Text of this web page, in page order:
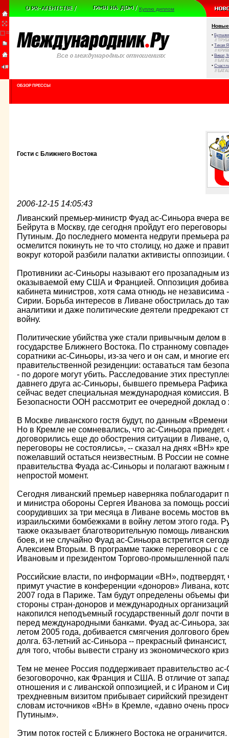
Куплю диплом
Новые
•
//
• Тихая
//
• Виват,
//
•
//
ОБЗОР ПРЕССЫ
Гости с Ближнего Востока
2006-12-15 14:05:43
Ливанский премьер-министр Фуад ас-Синьора вчера
Бейрута в Москву, где сегодня пройдут его
Путиным. До последнего момента недруги премьера
осмелится покинуть не то что столицу, но даже и
вокруг которой разбили палатки активисты
Противники ас-Синьоры называют его прозападным
оказываемой ему США и Францией. Оппозиция
кабинета министров, хотя сама отнюдь не независима
Сирии. Борьба интересов в Ливане обострилась до
аналитики и даже политические деятели предрекают
войну.
Политические убийства уже стали привычным делом
государстве Ближнего Востока. По странному
соратники ас-Синьоры, из-за чего и он сам, и многие
правительственной резиденции: оставаться там
- по дороге могут убить. Расследование этих
давнего друга ас-Синьоры, бывшего премьера
сейчас ведет специальная международная комиссия.
Безопасности ООН рассмотрит ее очередной доклад о
В Москве ливанского гостя будут, по данным
Но в Кремле не сомневались, что ас-Синьора
договорились еще до обострения ситуации в Ливане,
переговоры не состоялись», -- сказал на днях «ВН»
пожелавший остаться неизвестным. В России не
правительства Фуада ас-Синьоры и полагают важным
непростой момент.
Сегодня ливанский премьер наверняка поблагодарит
и министра обороны Сергея Иванова за помощь
соорудивших за три месяца в Ливане восемь мостов
израильскими бомбежками в войну летом этого года.
также оказывает благотворительную помощь
боев, и не случайно Фуад ас-Синьора встретится
Алексием Вторым. В программе также переговоры с
Ивановым и президентом Торгово-промышленной
Российские власти, по информации «ВН», подтвердят,
примут участие в конференции «доноров» Ливана,
2007 года в Париже. Там будут определены объемы
стороны стран-доноров и международных
накопился неподъемный государственный долг почти
перед международными банками. Фуад ас-Синьора,
летом 2005 года, добивается смягчения долгового
долга. 63-летний ас-Синьора -- прекрасный
для того, чтобы вывести страну из экономического
Тем не менее Россия поддерживает правительство
безоговорочно, как Франция и США. В отличие от
отношения и с ливанской оппозицией, и с Ираном и
трехдневным визитом прибывает сирийский
словам источников «ВН» в Кремле, «давно очень
Путиным».
Этим поток гостей с Ближнего Востока не